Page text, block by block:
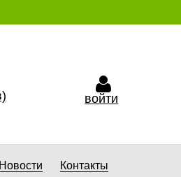
войти
Новости Контакты